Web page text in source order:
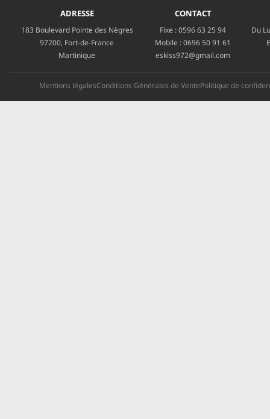
ADRESSE
183 Boulevard Pointe des Nègres
97200, Fort-de-France
Martinique
CONTACT
Fixe :0596 63 25 94
Mobile :0696 50 91 61
eskiss972@gmail.com
Du
Mentions légalesConditions Générales de VentePolitique de